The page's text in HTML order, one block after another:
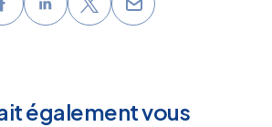
également vous